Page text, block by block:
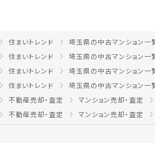
住まいトレンド
埼玉県の中古マンション一
住まいトレンド
埼玉県の中古マンション一
住まいトレンド
埼玉県の中古マンション一
住まいトレンド
埼玉県の中古マンション一
不動産売却・査定
マンション売却・査定
不動産売却・査定 マンション売却・査定